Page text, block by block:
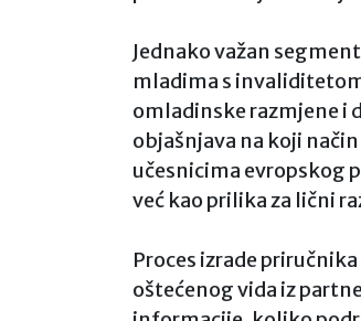
Jednako važan
mladima s
omladinske razmjene i
objašnjava na koji
učesnicima evropskog
već kao prilika za lični
Proces izrade
oštećenog vida iz